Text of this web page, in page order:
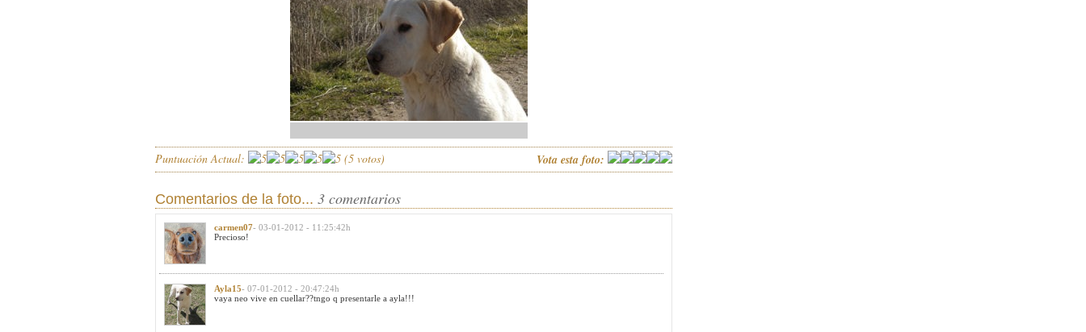
Puntuación Actual: (5 votos) Vota esta foto:
Comentarios de la foto... 3 comentarios
carmen07- 03-01-2012 - 11:25:42h
Precioso!
Ayla15- 07-01-2012 - 20:47:24h
vaya neo vive en cuellar??tngo q presentarle a ayla!!!